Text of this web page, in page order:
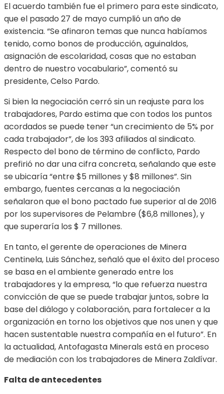
El acuerdo también fue el primero para este sindicato,
que el pasado 27 de mayo cumplió un año de
existencia. “Se afinaron temas que nunca habíamos
tenido, como bonos de producción, aguinaldos,
asignación de escolaridad, cosas que no estaban
dentro de nuestro vocabulario”, comentó su
presidente, Celso Pardo.
Si bien la negociación cerró sin un reajuste para los
trabajadores, Pardo estima que con todos los puntos
acordados se puede tener “un crecimiento de 5% por
cada trabajador”, de los 393 afiliados al sindicato.
Respecto del bono de término de conflicto, Pardo
prefirió no dar una cifra concreta, señalando que este
se ubicaría “entre $5 millones y $8 millones”. Sin
embargo, fuentes cercanas a la negociación
señalaron que el bono pactado fue superior al de 2016
por los supervisores de Pelambre ($6,8 millones), y
que superaría los $ 7 millones.
En tanto, el gerente de operaciones de Minera
Centinela, Luis Sánchez, señaló que el éxito del proceso
se basa en el ambiente generado entre los
trabajadores y la empresa, “lo que refuerza nuestra
convicción de que se puede trabajar juntos, sobre la
base del diálogo y colaboración, para fortalecer a la
organización en torno los objetivos que nos unen y que
hacen sustentable nuestra compañía en el futuro”. En
la actualidad, Antofagasta Minerals está en proceso
de mediación con los trabajadores de Minera Zaldívar.
Falta de antecedentes